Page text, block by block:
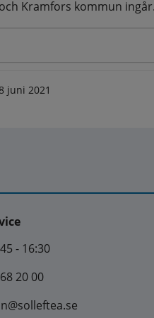
Kramfors kommun
juni 2021
- 16:30
20 00